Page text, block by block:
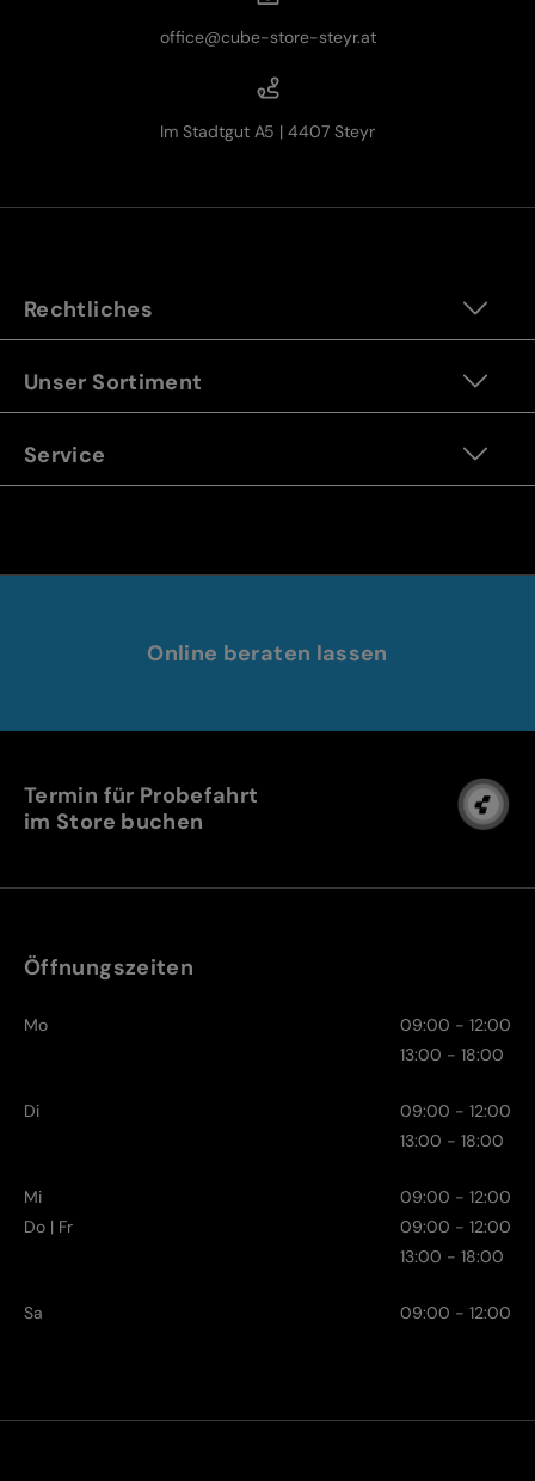
office@cube-store-steyr.at
Im Stadtgut A5 | 4407 Steyr
Rechtliches
Unser Sortiment
Service
Online beraten lassen
Termin für Probefahrt
im Store buchen
Öffnungszeiten
Mo
09:00 - 12:00
13:00 - 18:00
Di
09:00 - 12:00
13:00 - 18:00
Mi
09:00 - 12:00
Do | Fr
09:00 - 12:00
13:00 - 18:00
Sa 09:00 - 12:00